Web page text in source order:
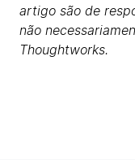
artigo são de
não
Thoughtworks.